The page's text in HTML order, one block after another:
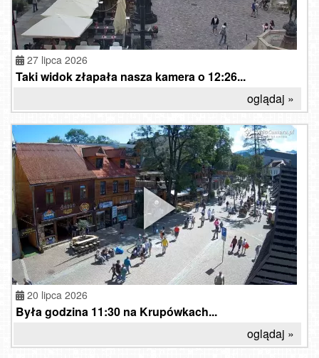
27 lipca 2026
Taki widok złapała nasza kamera o 12:26...
oglądaj »
20 lipca 2026
Była godzina 11:30 na Krupówkach...
oglądaj »